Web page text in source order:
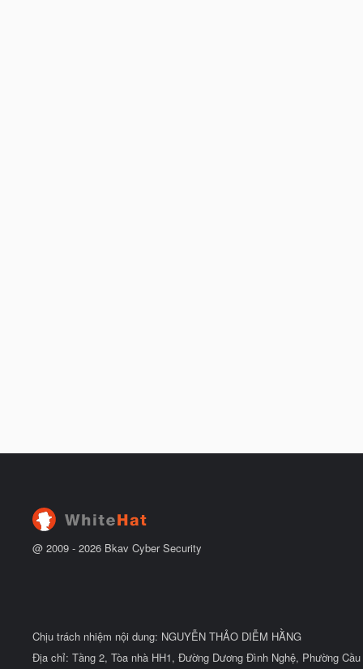
@ 2009 - 2026 Bkav Cyber Security
Chịu trách nhiệm nội dung: NGUYỄN THẢO DIỄM HẰNG
Địa chỉ: Tầng 2, Tòa nhà HH1, Đường Dương Đình Nghệ, Phường